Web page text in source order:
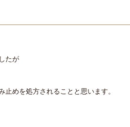
たが
めを処方されることと思います。